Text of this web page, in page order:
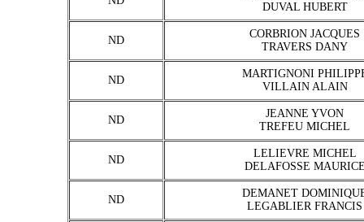
DUVAL HUBERT
ND
CORBRION JACQUES
TRAVERS DANY
ND
MARTIGNONI
VILLAIN ALAIN
ND
JEANNE YVON
TREFEU MICHEL
ND
LELIEVRE MICHEL
DELAFOSSE
ND
DEMANET
LEGABLIER FRANCIS